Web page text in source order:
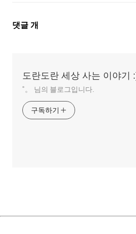
댓
댓글 개
도란도란 세상 사는 이야기
˚。 님의 블로그입니다.
구독하기